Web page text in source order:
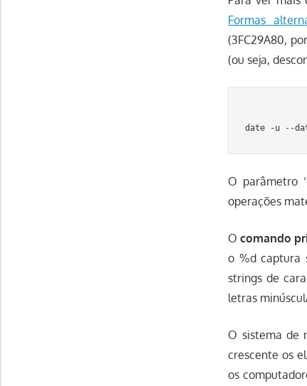
Formas
(3FC29A80,
(ou seja,
O parâmetro
operações
Ocomando
o %d captura
strings de
letras
O sistema de
crescente os
os